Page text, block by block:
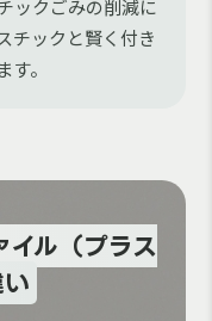
ックごみの削減に
チックと賢く付き
。
イル（プラス